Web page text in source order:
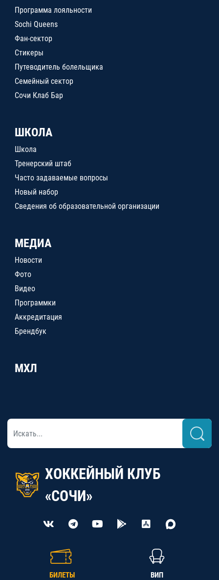
Программа лояльности
Sochi Queens
Фан-сектор
Стикеры
Путеводитель болельщика
Семейный сектор
Сочи Клаб Бар
ШКОЛА
Школа
Тренерский штаб
Часто задаваемые вопросы
Новый набор
Сведения об образовательной организации
МЕДИА
Новости
Фото
Видео
Программки
Аккредитация
Брендбук
МХЛ
ХОККЕЙНЫЙ КЛУБ
«СОЧИ»
БИЛЕТЫ ВИП